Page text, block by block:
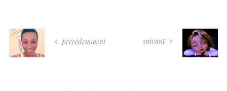
précédemment suivant